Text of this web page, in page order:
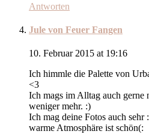
Antworten
Jule von Feuer Fangen
10. Februar 2015 at 19:16
Ich himmle die Palette von
<3
Ich mags im Alltag auch
weniger mehr. :)
Ich mag deine Fotos auch
warme Atmosphäre ist schön(: